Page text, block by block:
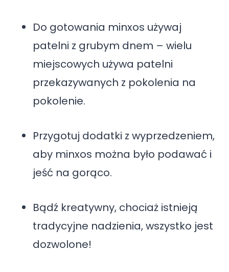
Do gotowania minxos używaj
patelni z grubym dnem – wielu
miejscowych używa patelni
przekazywanych z pokolenia na
pokolenie.
Przygotuj dodatki z wyprzedzeniem,
aby minxos można było podawać i
jeść na gorąco.
Bądź kreatywny, chociaż istnieją
tradycyjne nadzienia, wszystko jest
dozwolone!